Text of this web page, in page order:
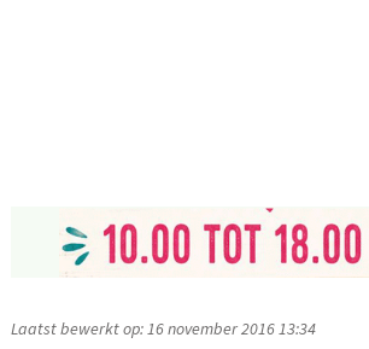
Laatst bewerkt op: 16 november 2016 13:34